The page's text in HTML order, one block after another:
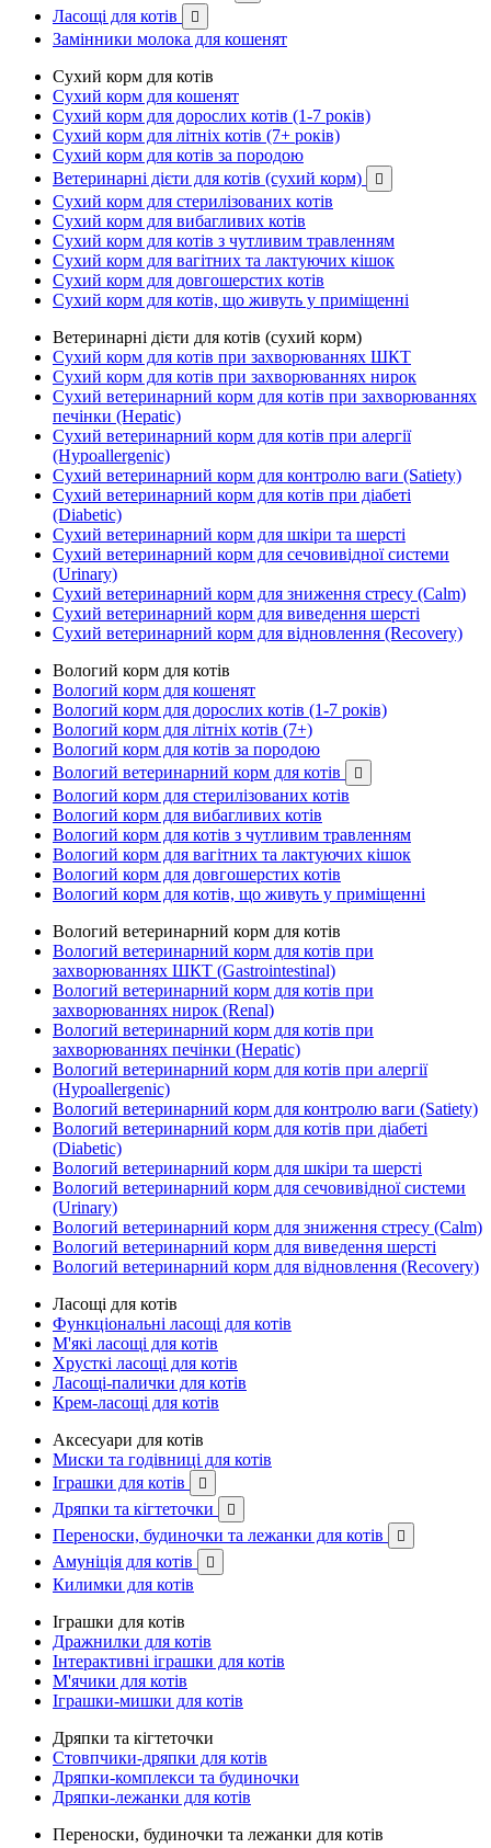
Ласощі для котів 
Замінники молока для кошенят
Сухий корм для котів
Сухий корм для кошенят
Сухий корм для дорослих котів (1-7 років)
Сухий корм для літніх котів (7+ років)
Сухий корм для котів за породою
Ветеринарні дієти для котів (сухий корм)

Сухий корм для стерилізованих котів
Сухий корм для вибагливих котів
Сухий корм для котів з чутливим травленням
Сухий корм для вагітних та лактуючих кішок
Сухий корм для довгошерстих котів
Сухий корм для котів, що живуть у приміщенні
Ветеринарні дієти для котів (сухий корм)
Сухий корм для котів при захворюваннях ШКТ
Сухий корм для котів при захворюваннях нирок
Сухий ветеринарний корм для котів при захворюваннях
печінки (Hepatic)
Сухий ветеринарний корм для котів при алергії
(Hypoallergenic)
Сухий ветеринарний корм для контролю ваги (Satiety)
Сухий ветеринарний корм для котів при діабеті
(Diabetic)
Сухий ветеринарний корм для шкіри та шерсті
Сухий ветеринарний корм для сечовивідної системи
(Urinary)
Сухий ветеринарний корм для зниження стресу (Calm)
Сухий ветеринарний корм для виведення шерсті
Сухий ветеринарний корм для відновлення (Recovery)
Вологий корм для котів
Вологий корм для кошенят
Вологий корм для дорослих котів (1-7 років)
Вологий корм для літніх котів (7+)
Вологий корм для котів за породою
Вологий ветеринарний корм для котів

Вологий корм для стерилізованих котів
Вологий корм для вибагливих котів
Вологий корм для котів з чутливим травленням
Вологий корм для вагітних та лактуючих кішок
Вологий корм для довгошерстих котів
Вологий корм для котів, що живуть у приміщенні
Вологий ветеринарний корм для котів
Вологий ветеринарний корм для котів при
захворюваннях ШКТ (Gastrointestinal)
Вологий ветеринарний корм для котів при
захворюваннях нирок (Renal)
Вологий ветеринарний корм для котів при
захворюваннях печінки (Hepatic)
Вологий ветеринарний корм для котів при алергії
(Hypoallergenic)
Вологий ветеринарний корм для контролю ваги (Satiety)
Вологий ветеринарний корм для котів при діабеті
(Diabetic)
Вологий ветеринарний корм для шкіри та шерсті
Вологий ветеринарний корм для сечовивідної системи
(Urinary)
Вологий ветеринарний корм для зниження стресу (Calm)
Вологий ветеринарний корм для виведення шерсті
Вологий ветеринарний корм для відновлення (Recovery)
Ласощі для котів
Функціональні ласощі для котів
М'які ласощі для котів
Хрусткі ласощі для котів
Ласощі-палички для котів
Крем-ласощі для котів
Аксесуари для котів
Миски та годівниці для котів
Іграшки для котів

Дряпки та кігтеточки 
Переноски, будиночки та лежанки для котів 
Амуніція для котів 
Килимки для котів
Іграшки для котів
Дражнилки для котів
Інтерактивні іграшки для котів
М'ячики для котів
Іграшки-мишки для котів
Дряпки та кігтеточки
Стовпчики-дряпки для котів
Дряпки-комплекси та будиночки
Дряпки-лежанки для котів
Переноски, будиночки та лежанки для котів